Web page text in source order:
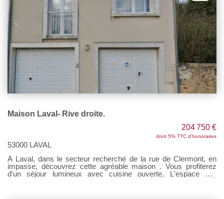
Maison Laval- Rive droite.
204 750 €
dont 5% TTC d'honoraires
53000 LAVAL
À Laval, dans le secteur recherché de la rue de Clermont, en
impasse, découvrez cette agréable maison . Vous profiterez
d'un séjour lumineux avec cuisine ouverte, L'espace nuit